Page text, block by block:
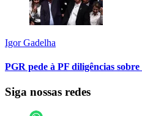
Igor Gadelha
PGR pede à PF diligências
Siga nossas redes